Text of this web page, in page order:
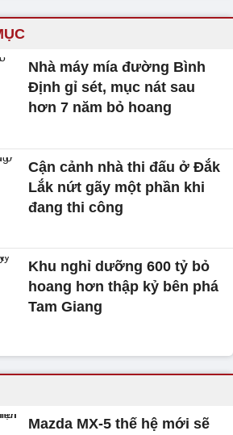
Nhà máy mía đường Bình
Định gỉ sét, mục nát sau
hơn 7 năm bỏ hoang
Cận cảnh nhà thi đấu ở Đắk
Lắk nứt gãy một phần khi
đang thi công
Khu nghỉ dưỡng 600 tỷ bỏ
hoang hơn thập kỷ bên phá
Tam Giang
Mazda MX-5 thế hệ mới sẽ